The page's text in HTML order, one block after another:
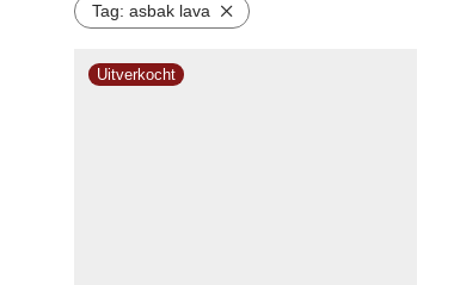
Tag: asbak lava